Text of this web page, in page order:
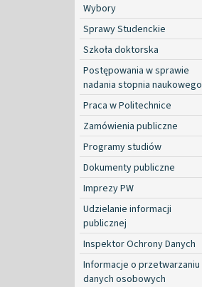
Wybory
Sprawy Studenckie
Szkoła doktorska
Postępowania w sprawie
nadania stopnia naukowego
Praca w Politechnice
Zamówienia publiczne
Programy studiów
Dokumenty publiczne
Imprezy PW
Udzielanie informacji
publicznej
Inspektor Ochrony Danych
Informacje o przetwarzaniu
danych osobowych